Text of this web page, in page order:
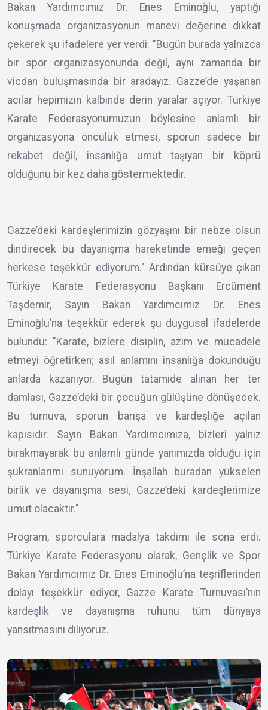
Bakan Yardımcımız Dr. Enes Eminoğlu, yaptığı
konuşmada organizasyonun manevi değerine dikkat
çekerek şu ifadelere yer verdi: "Bugün burada yalnızca
bir spor organizasyonunda değil, aynı zamanda bir
vicdan buluşmasında bir aradayız. Gazze’de yaşanan
acılar hepimizin kalbinde derin yaralar açıyor. Türkiye
Karate Federasyonumuzun böylesine anlamlı bir
organizasyona öncülük etmesi, sporun sadece bir
rekabet değil, insanlığa umut taşıyan bir köprü
olduğunu bir kez daha göstermektedir.
Gazze’deki kardeşlerimizin gözyaşını bir nebze olsun
dindirecek bu dayanışma hareketinde emeği geçen
herkese teşekkür ediyorum." Ardından kürsüye çıkan
Türkiye Karate Federasyonu Başkanı Ercüment
Taşdemir, Sayın Bakan Yardımcımız Dr. Enes
Eminoğlu’na teşekkür ederek şu duygusal ifadelerde
bulundu: "Karate, bizlere disiplin, azim ve mücadele
etmeyi öğretirken; asıl anlamını insanlığa dokunduğu
anlarda kazanıyor. Bugün tatamide alınan her ter
damlası, Gazze’deki bir çocuğun gülüşüne dönüşecek.
Bu turnuva, sporun barışa ve kardeşliğe açılan
kapısıdır. Sayın Bakan Yardımcımıza, bizleri yalnız
bırakmayarak bu anlamlı günde yanımızda olduğu için
şükranlarımı sunuyorum. İnşallah buradan yükselen
birlik ve dayanışma sesi, Gazze’deki kardeşlerimize
umut olacaktır."
Program, sporculara madalya takdimi ile sona erdi.
Türkiye Karate Federasyonu olarak, Gençlik ve Spor
Bakan Yardımcımız Dr. Enes Eminoğlu’na teşriflerinden
dolayı teşekkür ediyor, Gazze Karate Turnuvası’nın
kardeşlik ve dayanışma ruhunu tüm dünyaya
yansıtmasını diliyoruz.